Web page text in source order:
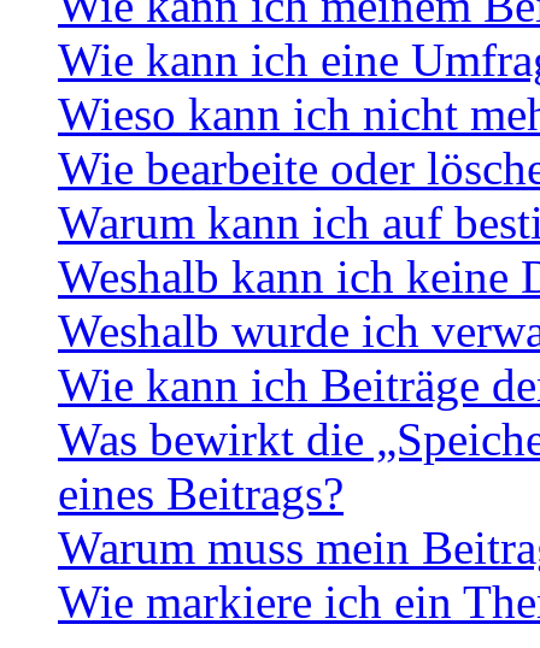
Wie kann ich eine
Wieso kann ich nicht
Wie bearbeite oder
Warum kann ich auf
Weshalb kann ich keine
Weshalb wurde ich
Wie kann ich Beiträge
Was bewirkt die
eines Beitrags?
Warum muss mein
Wie markiere ich ein